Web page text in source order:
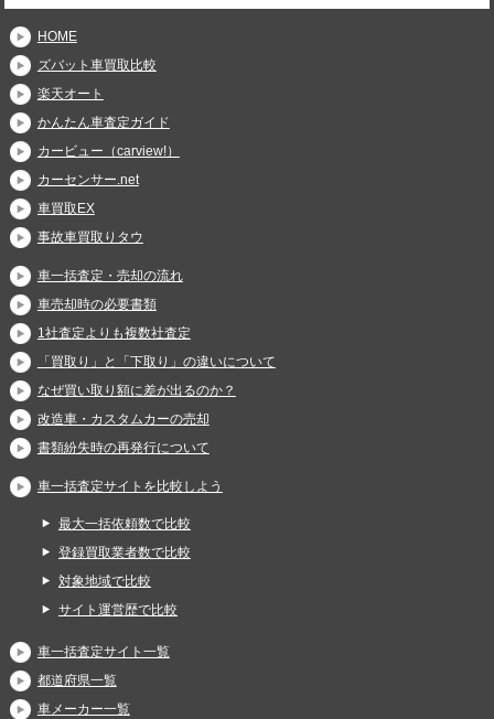
HOME
ズバット車買取比較
楽天オート
かんたん車査定ガイド
カービュー（carview!）
カーセンサー.net
車買取EX
事故車買取りタウ
車一括査定・売却の流れ
車売却時の必要書類
1社査定よりも複数社査定
「買取り」と「下取り」の違いについて
なぜ買い取り額に差が出るのか？
改造車・カスタムカーの売却
書類紛失時の再発行について
車一括査定サイトを比較しよう
最大一括依頼数で比較
登録買取業者数で比較
対象地域で比較
サイト運営歴で比較
車一括査定サイト一覧
都道府県一覧
車メーカー一覧